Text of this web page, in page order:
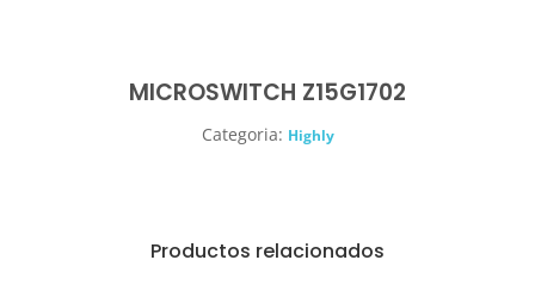
MICROSWITCH Z15G1702
Categoria: Highly
Productos relacionados